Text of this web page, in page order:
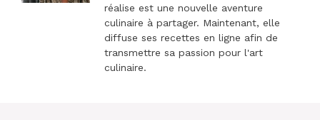
réalise est une nouvelle aventure
culinaire à partager. Maintenant, elle
diffuse ses recettes en ligne afin de
transmettre sa passion pour l'art
culinaire.